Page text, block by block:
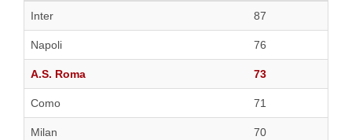
Inter
87
Napoli 76
A.S. Roma 73
Como 71
Milan 70